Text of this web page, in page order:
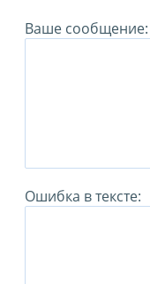
Ваше сообщение:
Ошибка в тексте: